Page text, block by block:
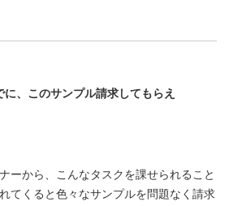
、このサンプル請求してもらえ
ーから、こんなタスクを課せられること
てくると色々なサンプルを問題なく請求